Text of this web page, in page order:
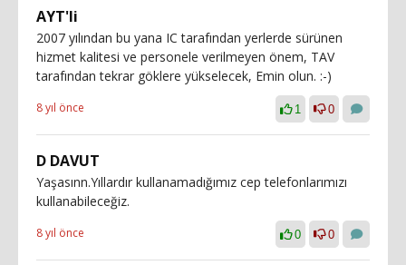
AYT'li
2007 yılından bu yana IC tarafından yerlerde sürünen
hizmet kalitesi ve personele verilmeyen önem, TAV
tarafından tekrar göklere yükselecek, Emin olun. :-)
8 yıl önce 1 0
D DAVUT
Yaşasınn.Yıllardır kullanamadığımız cep telefonlarımızı
kullanabileceğiz.
8 yıl önce 0 0